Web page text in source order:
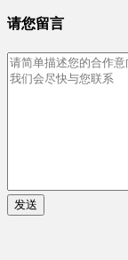
请您留言
发送